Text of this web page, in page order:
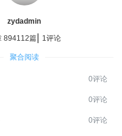
zydadmin
894112篇
1评论
聚合阅读
0评论
0评论
0评论